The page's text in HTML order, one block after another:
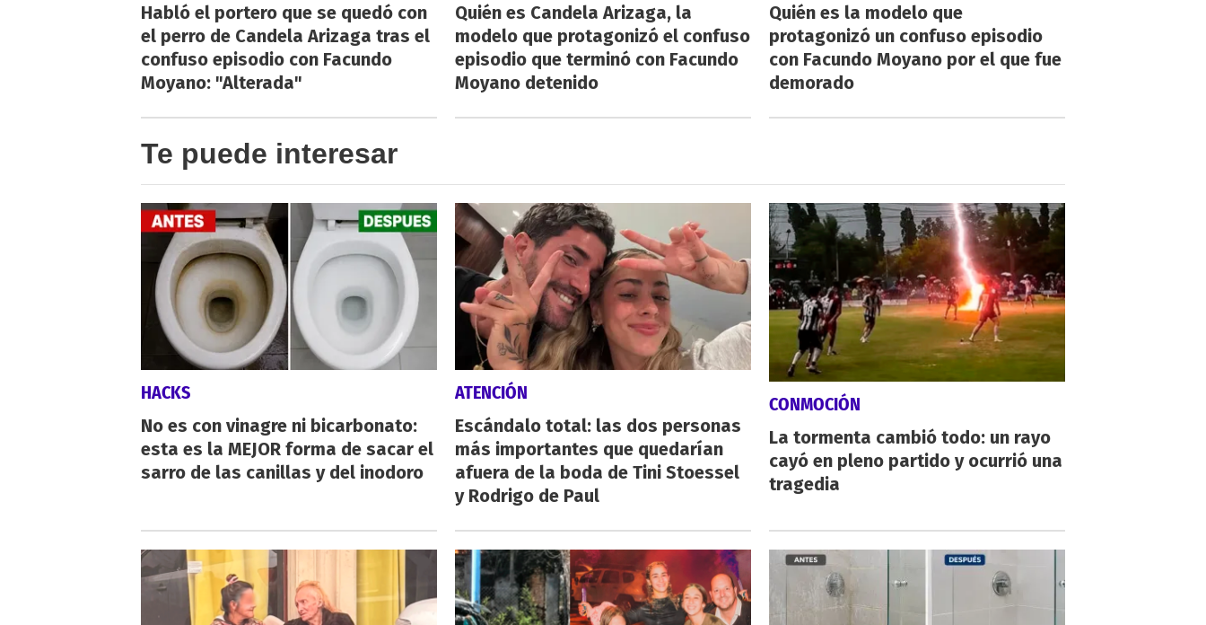
Habló el portero que se quedó con
el perro de Candela Arizaga tras el
confuso episodio con Facundo
Moyano: "Alterada"
Quién es Candela Arizaga, la
modelo que protagonizó el confuso
episodio que terminó con Facundo
Moyano detenido
Quién es la modelo que
protagonizó un confuso episodio
con Facundo Moyano por el que fue
demorado
Te puede interesar
HACKS
No es con vinagre ni bicarbonato:
esta es la MEJOR forma de sacar el
sarro de las canillas y del inodoro
ATENCIÓN
Escándalo total: las dos personas
más importantes que quedarían
afuera de la boda de Tini Stoessel
y Rodrigo de Paul
CONMOCIÓN
La tormenta cambió todo: un rayo
cayó en pleno partido y ocurrió una
tragedia